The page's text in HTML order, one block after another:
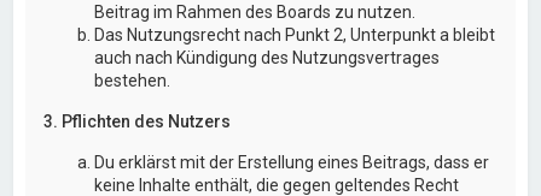
Beitrag im Rahmen des Boards zu nutzen.
Das Nutzungsrecht nach Punkt 2, Unterpunkt a bleibt
auch nach Kündigung des Nutzungsvertrages
bestehen.
3. Pflichten des Nutzers
Du erklärst mit der Erstellung eines Beitrags, dass er
keine Inhalte enthält, die gegen geltendes Recht